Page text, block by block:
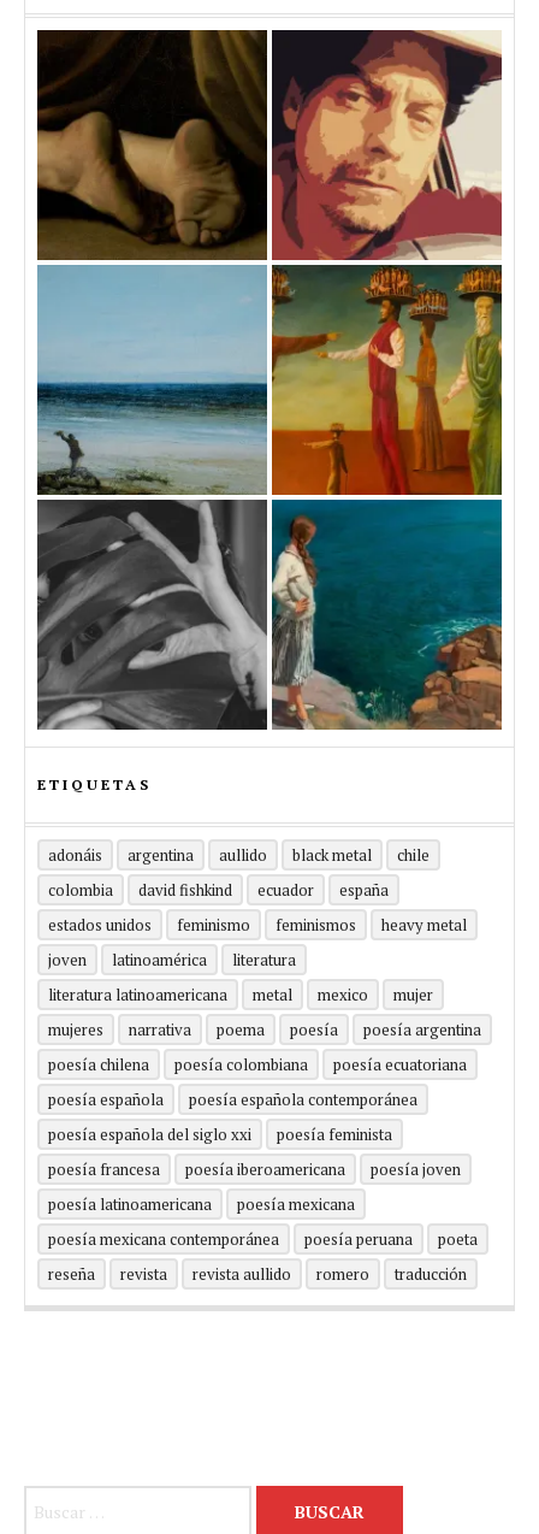
ETIQUETAS
adonáis argentina aullido black metal
chile
colombia
david fishkind ecuador
españa
estados unidos
feminismo feminismos
heavy metal
joven
latinoamérica
literatura
literatura latinoamericana
metal mexico
mujer
mujeres
narrativa poema poesía
poesía argentina
poesía chilena
poesía colombiana
poesía ecuatoriana
poesía española
poesía española contemporánea
poesía española del siglo xxi
poesía feminista
poesía francesa
poesía iberoamericana
poesía joven
poesía latinoamericana
poesía mexicana
poesía mexicana contemporánea
poesía peruana
poeta
reseña
revista revista aullido romero traducción